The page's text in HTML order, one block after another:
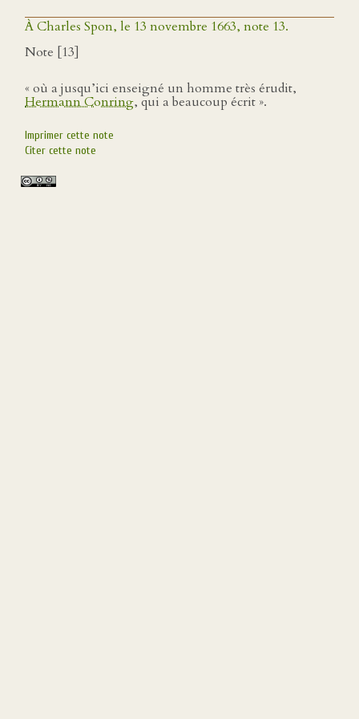
À Charles Spon, le 13 novembre 1663, note 13.
Note [13]
« où a jusqu’ici enseigné un homme très érudit,
Hermann Conring, qui a beaucoup écrit ».
Imprimer cette note
Citer cette note